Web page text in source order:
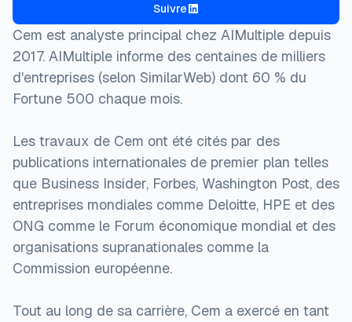
Suivre
Cem est analyste principal chez AIMultiple depuis
2017. AIMultiple informe des centaines de milliers
d'entreprises (selon SimilarWeb) dont 60 % du
Fortune 500 chaque mois.
Les travaux de Cem ont été cités par des
publications internationales de premier plan telles
que Business Insider, Forbes, Washington Post, des
entreprises mondiales comme Deloitte, HPE et des
ONG comme le Forum économique mondial et des
organisations supranationales comme la
Commission européenne.
Tout au long de sa carrière, Cem a exercé en tant